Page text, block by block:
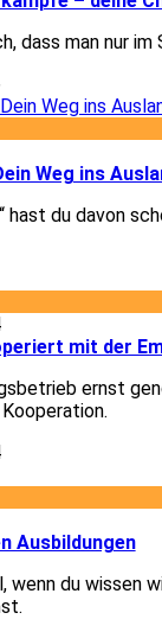
dass man nur
Weg ins
hast du davon
mit der
ernst
Ausbildungen
wenn du wissen